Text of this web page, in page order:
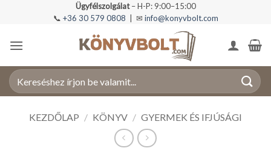
Ügyfélszolgálat– H-P: 9:00–15:00
📞 +36 30 579 0808 | ✉ info@konyvbolt.com
Keresés
a
KEZDŐLAP / KÖNYV / GYERMEK ÉS IFJÚSÁGI